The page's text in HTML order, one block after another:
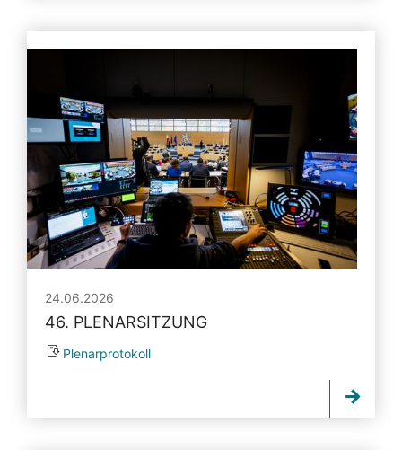
24.06.2026
46. PLENARSITZUNG
Plenarprotokoll